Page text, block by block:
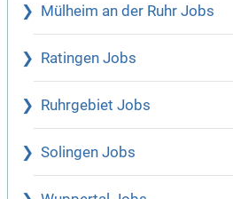
Mülheim an der Ruhr Jobs
Ratingen Jobs
Ruhrgebiet Jobs
Solingen Jobs